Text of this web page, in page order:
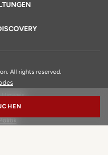
All rights reserved.
Hinweis